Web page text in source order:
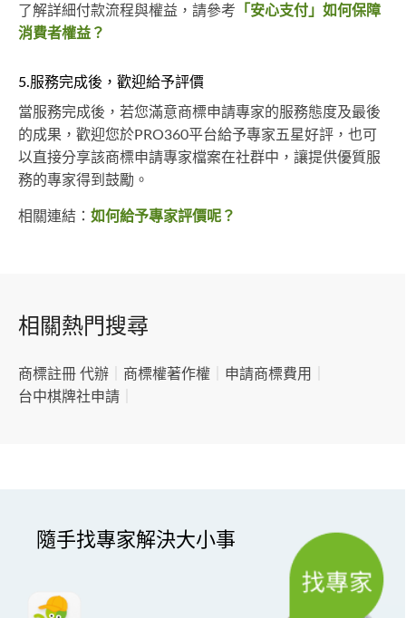
了解詳細付款流程與權益，請參考 「安心支付」如何保障
消費者權益？
5.服務完成後，歡迎給予評價
當服務完成後，若您滿意商標申請專家的服務態度及最後
的成果，歡迎您於PRO360平台給予專家五星好評，也可
以直接分享該商標申請專家檔案在社群中，讓提供優質服
務的專家得到鼓勵。
相關連結： 如何給予專家評價呢？
相關熱門搜尋
商標註冊 代辦 商標權著作權 申請商標費用
台中棋牌社申請
隨手找專家解決大小事